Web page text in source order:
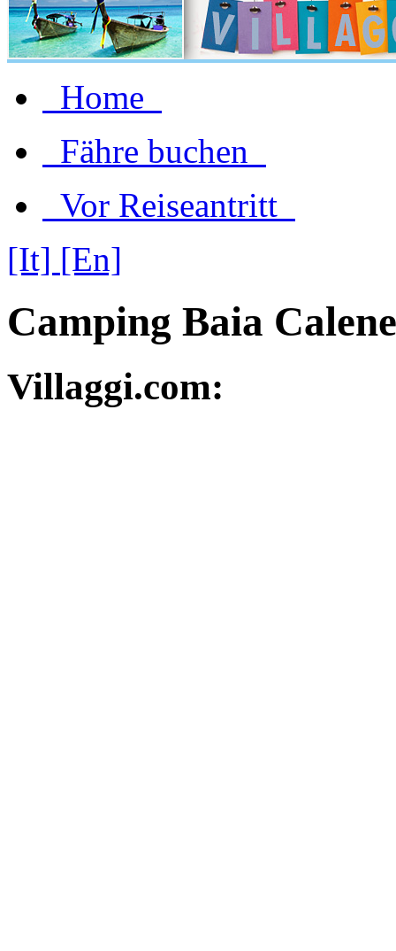
Home
Fähre buchen
Vor Reiseantritt
[It] [En]
Camping Baia
Villaggi.com: